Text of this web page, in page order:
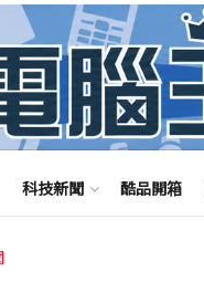
科技新聞 酷品開箱